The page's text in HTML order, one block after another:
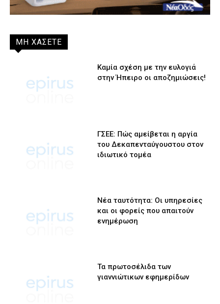
ΜΗ ΧΑΣΕΤΕ
Καμία σχέση με την ευλογιά
στην Ήπειρο οι αποζημιώσεις!
ΓΣΕΕ: Πώς αμείβεται η αργία
του Δεκαπενταύγουστου στον
ιδιωτικό τομέα
Νέα ταυτότητα: Οι υπηρεσίες
και οι φορείς που απαιτούν
ενημέρωση
Τα πρωτοσέλιδα των
γιαννιώτικων εφημερίδων